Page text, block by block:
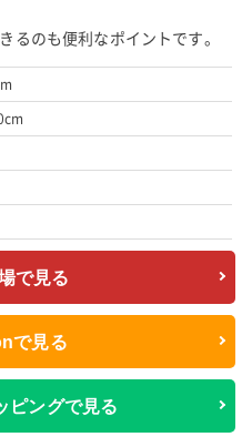
るのも便利なポイントです。
で見る
で見る
ピングで見る